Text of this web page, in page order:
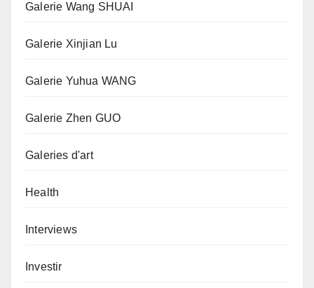
Galerie Wang SHUAI
Galerie Xinjian Lu
Galerie Yuhua WANG
Galerie Zhen GUO
Galeries d'art
Health
Interviews
Investir